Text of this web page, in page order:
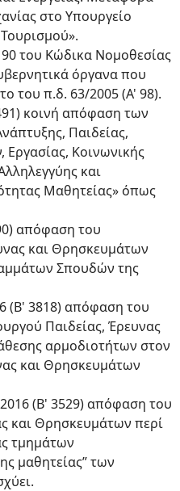
στο Υπουργείο
90 του Κώδικα Νομοθεσίας
όργανα που
του π.δ. 63/2005 (Α' 98).
κοινή απόφαση των
Παιδείας,
Κοινωνικής
και
Μαθητείας» όπως
απόφαση του
και Θρησκευμάτων
Σπουδών της
(Β' 3818) απόφαση του
Παιδείας, Έρευνας
αρμοδιοτήτων στον
και Θρησκευμάτων
(Β' 3529) απόφαση του
και Θρησκευμάτων περί
τμημάτων
μαθητείας” των